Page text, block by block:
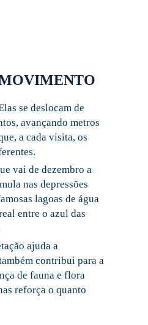
se deslocam de
avançando metros
a cada visita, os
vai de dezembro a
nas depressões
lagoas de água
entre o azul das
ajuda a
contribui para a
de fauna e flora
reforça o quanto